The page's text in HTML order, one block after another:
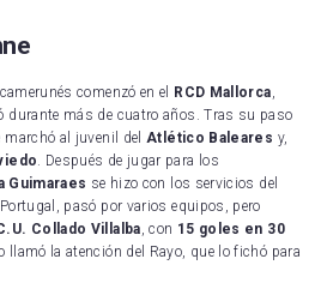
comenzó en el RCD Mallorca
durante más de cuatro años. Tras su paso
al juvenil del Atlético Baleares y,
. Después de jugar para los
Guimaraes se hizo con los servicios del
pasó por varios equipos, pero
Collado Villalba , con 15 goles en 30
llamó la atención del Rayo, que lo fichó para